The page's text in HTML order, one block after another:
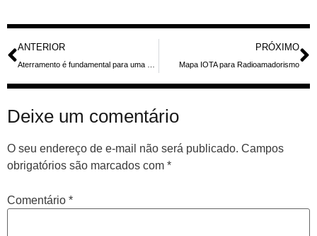
ANTERIOR PRÓXIMO
Mapa IOTA para Radioamadorismo
Deixe um comentário
O seu endereço de e-mail não será publicado. Campos
obrigatórios são marcados com *
Comentário *